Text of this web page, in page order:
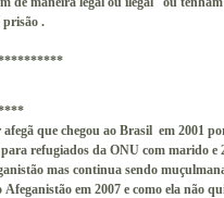
prisão .
que chegou ao Brasil em 2001
refugiados da ONU com marido
mas continua sendo
em 2007 e como ela não